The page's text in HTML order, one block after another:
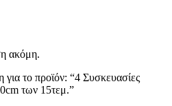
ακόμη.
το προϊόν: “4 Συσκευασίες
των 15τεμ.”